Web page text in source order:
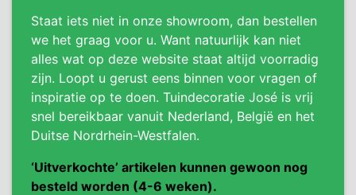
Staat iets niet in onze showroom, dan bestellen
we het graag voor u. Want natuurlijk kan niet
alles wat op deze website staat altijd voorradig
zijn. Loopt u gerust eens binnen voor vragen of
inspiratie op te doen. Tuindecoratie José is vrij
snel bereikbaar vanuit Nederland, België en het
Duitse Nordrhein-Westfalen.
‘Uitverkochte’ artikelen kunnen gewoon nog
besteld worden (4-6 weken).